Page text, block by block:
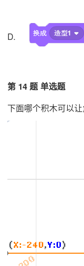
D.
第 14 题 单选题
下面哪个积木可以